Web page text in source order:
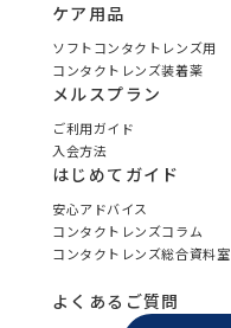
ケア用品
ソフトコンタクトレンズ用
コンタクトレンズ装着薬
メルスプラン
ご利用ガイド
入会方法
はじめてガイド
安心アドバイス
コンタクトレンズコラム
コンタクトレンズ総合資料室
よくあるご質問